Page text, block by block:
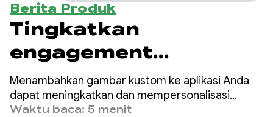
Berita Produk
Tingkatkan
engagement
pengguna dengan
Pembuatan Gambar
Menambahkan gambar kustom ke aplikasi Anda
dapat meningkatkan dan mempersonalisasi
pengalaman pengguna secara signifikan serta
Waktu baca: 5 menit